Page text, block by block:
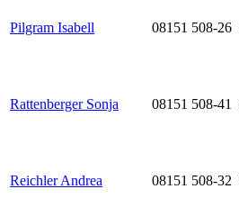
Pilgram Isabell 08151 508-26
Rattenberger Sonja 08151 508-41
Reichler Andrea 08151 508-32